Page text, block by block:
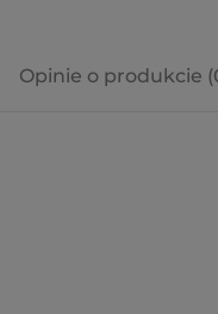
Opinie o produkcie